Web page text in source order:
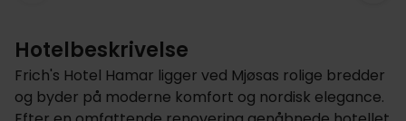
Hotelbeskrivelse
Frich's Hotel Hamar ligger ved Mjøsas rolige bredder
og byder på moderne komfort og nordisk elegance.